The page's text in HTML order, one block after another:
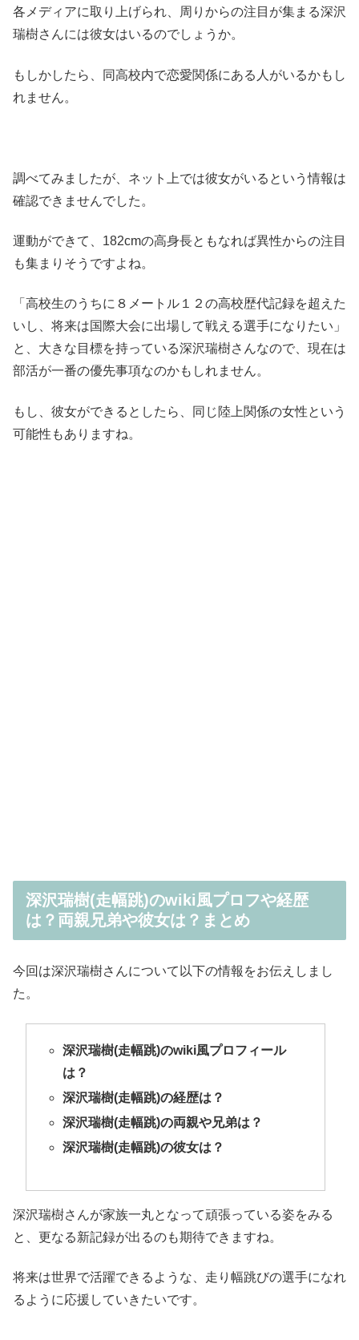
各メディアに取り上げられ、周りからの注目が集まる深沢
瑞樹さんには彼女はいるのでしょうか。
もしかしたら、同高校内で恋愛関係にある人がいるかもし
れません。
調べてみましたが、ネット上では彼女がいるという情報は
確認できませんでした。
運動ができて、182cmの高身長ともなれば異性からの注目
も集まりそうですよね。
「高校生のうちに８メートル１２の高校歴代記録を超えた
いし、将来は国際大会に出場して戦える選手になりたい」
と、大きな目標を持っている深沢瑞樹さんなので、現在は
部活が一番の優先事項なのかもしれません。
もし、彼女ができるとしたら、同じ陸上関係の女性という
可能性もありますね。
深沢瑞樹(走幅跳)のwiki風プロフや経歴
は？両親兄弟や彼女は？まとめ
今回は深沢瑞樹さんについて以下の情報をお伝えしまし
た。
深沢瑞樹(走幅跳)のwiki風プロフィール
は？
深沢瑞樹(走幅跳)の経歴は？
深沢瑞樹(走幅跳)の両親や兄弟は？
深沢瑞樹(走幅跳)の彼女は？
深沢瑞樹さんが家族一丸となって頑張っている姿をみる
と、更なる新記録が出るのも期待できますね。
将来は世界で活躍できるような、走り幅跳びの選手になれ
るように応援していきたいです。